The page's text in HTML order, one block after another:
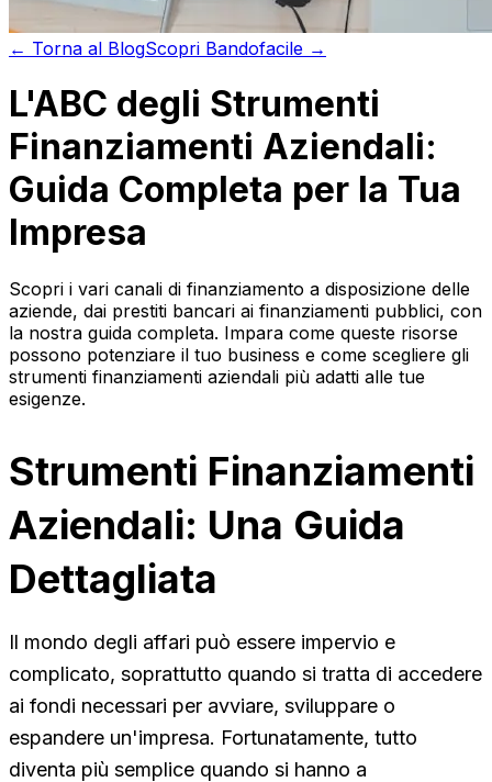
← Torna al BlogScopri Bandofacile →
L'ABC degli Strumenti
Finanziamenti Aziendali:
Guida Completa per la Tua
Impresa
Scopri i vari canali di finanziamento a disposizione delle
aziende, dai prestiti bancari ai finanziamenti pubblici, con
la nostra guida completa. Impara come queste risorse
possono potenziare il tuo business e come scegliere gli
strumenti finanziamenti aziendali più adatti alle tue
esigenze.
Strumenti Finanziamenti
Aziendali: Una Guida
Dettagliata
Il mondo degli affari può essere impervio e
complicato, soprattutto quando si tratta di accedere
ai fondi necessari per avviare, sviluppare o
espandere un'impresa. Fortunatamente, tutto
diventa più semplice quando si hanno a